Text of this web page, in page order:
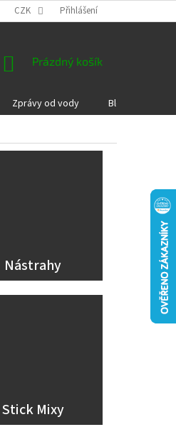
DÁRKOVÉ POUKAZY
CZK Přihlášení
NÁKUPNÍ
Prázdný košík
Zprávy od vody Blog
Nástrahy
Stick Mixy